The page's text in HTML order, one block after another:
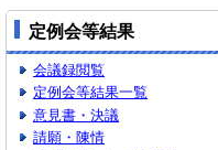
定例会等結果
会議録閲覧
定例会等結果一覧
意見書・決議
請願・陳情